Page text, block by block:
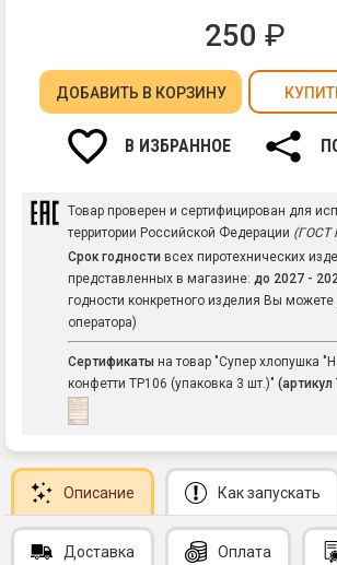
250 ₽
ДОБАВИТЬ В КОРЗИНУ
В ИЗБРАННОЕ
Товар проверен и сертифицирован для
территории Российской Федерации (ГОСТ
Срок годности всех пиротехнических
представленных в магазине: до 2027 -
годности конкретного изделия Вы можете
оператора)
Сертификаты на товар "Супер хлопушка
конфетти ТР106 (упаковка 3 шт.)" (артикул
Описание Как запускать
Доставка Оплата